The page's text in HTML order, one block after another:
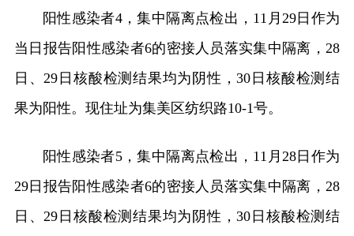
阳性感染者4，集中隔离点检出，11月29日作为
当日报告阳性感染者6的密接人员落实集中隔离，28
日、29日核酸检测结果均为阴性，30日核酸检测结
果为阳性。现住址为集美区纺织路10-1号。
阳性感染者5，集中隔离点检出，11月28日作为
29日报告阳性感染者6的密接人员落实集中隔离，28
日、29日核酸检测结果均为阴性，30日核酸检测结